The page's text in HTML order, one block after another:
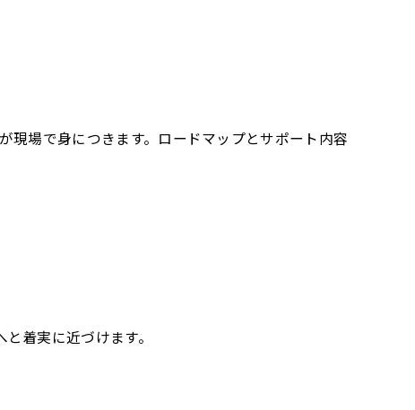
現場で身につきます。ロードマップとサポート内容
と着実に近づけます。